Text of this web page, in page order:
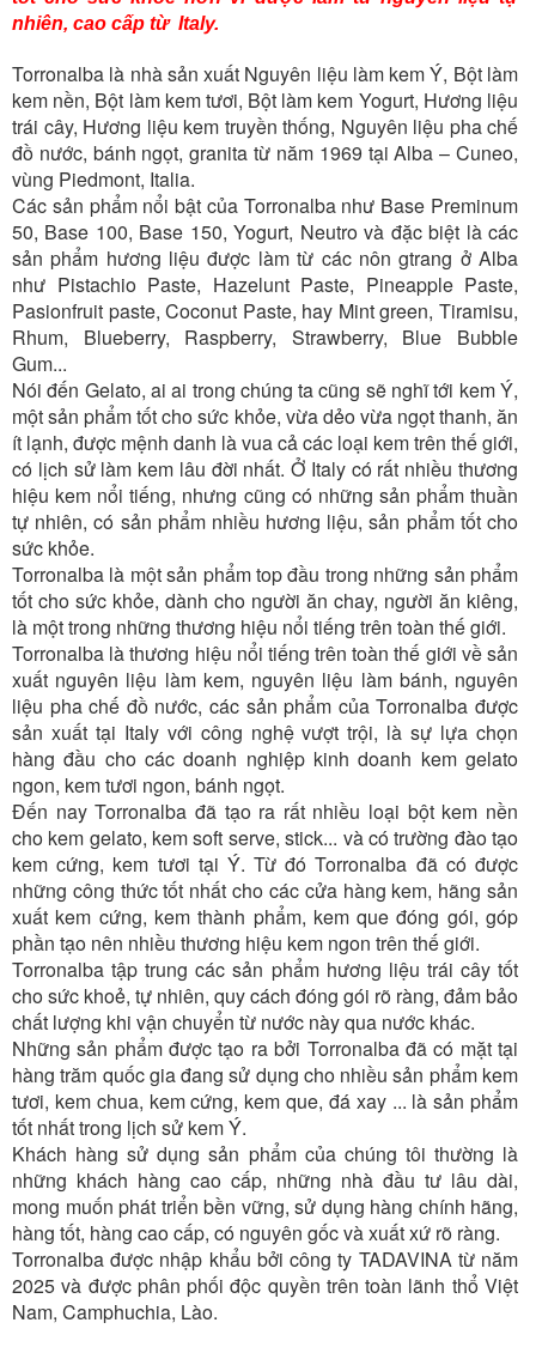
nhiên, cao cấp từ Italy.
Torronalba là nhà sản xuất Nguyên liệu làm kem Ý, Bột làm
kem nền, Bột làm kem tươi, Bột làm kem Yogurt, Hương liệu
trái cây, Hương liệu kem truyền thống, Nguyên liệu pha chế
đồ nước, bánh ngọt, granita từ năm 1969 tại Alba – Cuneo,
vùng Piedmont, Italia.
Các sản phẩm nổi bật của Torronalba như Base Preminum
50, Base 100, Base 150, Yogurt, Neutro và đặc biệt là các
sản phẩm hương liệu được làm từ các nôn gtrang ở Alba
như Pistachio Paste, Hazelunt Paste, Pineapple Paste,
Pasionfruit paste, Coconut Paste, hay Mint green, Tiramisu,
Rhum, Blueberry, Raspberry, Strawberry, Blue Bubble
Gum...
Nói đến Gelato, ai ai trong chúng ta cũng sẽ nghĩ tới kem Ý,
một sản phẩm tốt cho sức khỏe, vừa dẻo vừa ngọt thanh, ăn
ít lạnh, được mệnh danh là vua cả các loại kem trên thế giới,
có lịch sử làm kem lâu đời nhất. Ở Italy có rất nhiều thương
hiệu kem nổi tiếng, nhưng cũng có những sản phẩm thuần
tự nhiên, có sản phẩm nhiều hương liệu, sản phẩm tốt cho
sức khỏe.
Torronalba là một sản phẩm top đầu trong những sản phẩm
tốt cho sức khỏe, dành cho người ăn chay, người ăn kiêng,
là một trong những thương hiệu nổi tiếng trên toàn thế giới.
Torronalba là thương hiệu nổi tiếng trên toàn thế giới về sản
xuất nguyên liệu làm kem, nguyên liệu làm bánh, nguyên
liệu pha chế đồ nước, các sản phẩm của Torronalba được
sản xuất tại Italy với công nghệ vượt trội, là sự lựa chọn
hàng đầu cho các doanh nghiệp kinh doanh kem gelato
ngon, kem tươi ngon, bánh ngọt.
Đến nay Torronalba đã tạo ra rất nhiều loại bột kem nền
cho kem gelato, kem soft serve, stick... và có trường đào tạo
kem cứng, kem tươi tại Ý. Từ đó Torronalba đã có được
những công thức tốt nhất cho các cửa hàng kem, hãng sản
xuất kem cứng, kem thành phẩm, kem que đóng gói, góp
phần tạo nên nhiều thương hiệu kem ngon trên thế giới.
Torronalba tập trung các sản phẩm hương liệu trái cây tốt
cho sức khoẻ, tự nhiên, quy cách đóng gói rõ ràng, đảm bảo
chất lượng khi vận chuyển từ nước này qua nước khác.
Những sản phẩm được tạo ra bởi Torronalba đã có mặt tại
hàng trăm quốc gia đang sử dụng cho nhiều sản phẩm kem
tươi, kem chua, kem cứng, kem que, đá xay ... là sản phẩm
tốt nhất trong lịch sử kem Ý.
Khách hàng sử dụng sản phẩm của chúng tôi thường là
những khách hàng cao cấp, những nhà đầu tư lâu dài,
mong muốn phát triển bền vững, sử dụng hàng chính hãng,
hàng tốt, hàng cao cấp, có nguyên gốc và xuất xứ rõ ràng.
Torronalba được nhập khẩu bởi công ty TADAVINA từ năm
2025 và được phân phối độc quyền trên toàn lãnh thổ Việt
Nam, Camphuchia, Lào.